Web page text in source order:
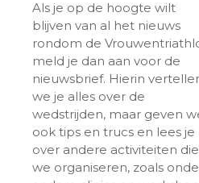
Als je op de hoogte wilt
blijven van al het nieuws
rondom de
meld je dan aan voor de
nieuwsbrief. Hierin
we je alles over de
wedstrijden, maar geven
ook tips en trucs en lees je
over andere activiteiten die
we organiseren, zoals